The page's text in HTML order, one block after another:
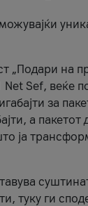
„Подари на
Sef, веќе
за
а пакетот
ја
туку ги